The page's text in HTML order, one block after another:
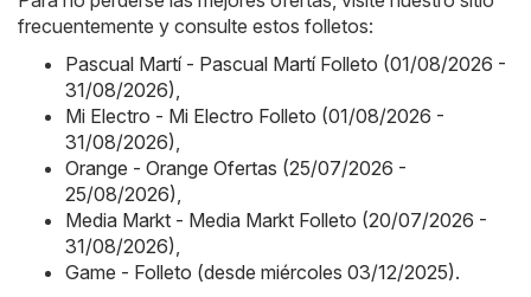
frecuentemente y consulte estos folletos:
Pascual Martí - Pascual Martí Folleto (01/08/2026 -
31/08/2026),
Mi Electro - Mi Electro Folleto (01/08/2026 -
31/08/2026),
Orange - Orange Ofertas (25/07/2026 -
25/08/2026),
Media Markt - Media Markt Folleto (20/07/2026 -
31/08/2026),
Game - Folleto (desde miércoles 03/12/2025).